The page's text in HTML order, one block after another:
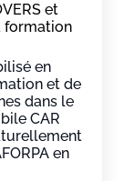
et
formation
en
et de
dans le
CAR
en